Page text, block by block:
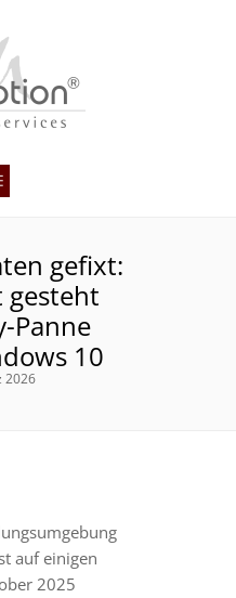
gefixt:
gesteht
Panne
10
2026
auf einigen
2025